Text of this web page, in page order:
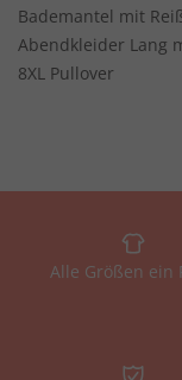
Bademantel mit
Abendkleider Lang
8XL Pullover
Alle Größen ein